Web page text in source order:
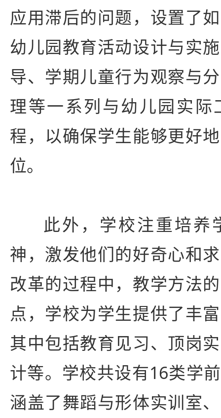
应用滞后的问题，设置了
幼儿园教育活动设计与实
导、学期儿童行为观察与
理等一系列与幼儿园实际
程，以确保学生能够更好
位。
此外，学校注重培养
神，激发他们的好奇心和
改革的过程中，教学方法
点，学校为学生提供了丰
其中包括教育见习、顶岗
计等。学校共设有16类学
涵盖了舞蹈与形体实训室